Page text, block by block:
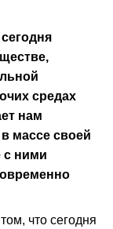
средах
нам
массе своей
с ними
что сегодня